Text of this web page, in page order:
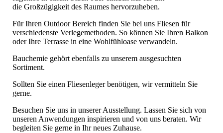
die Großzügigkeit des Raumes hervorzuheben.
Für Ihren Outdoor Bereich finden Sie bei uns Fliesen für
verschiedenste Verlegemethoden. So können Sie Ihren Balkon
oder Ihre Terrasse in eine Wohlfühloase verwandeln.
Bauchemie gehört ebenfalls zu unserem ausgesuchten
Sortiment.
Sollten Sie einen Fliesenleger benötigen, wir vermitteln Sie
gerne.
Besuchen Sie uns in unserer Ausstellung. Lassen Sie sich von
unseren Anwendungen inspirieren und von uns beraten. Wir
begleiten Sie gerne in Ihr neues Zuhause.